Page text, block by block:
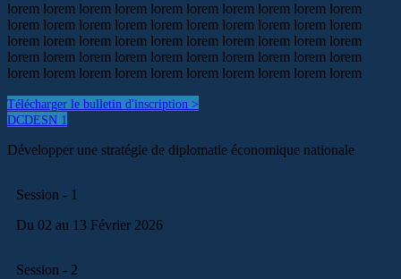
lorem lorem lorem lorem lorem lorem lorem lorem lorem lorem
lorem lorem lorem lorem lorem lorem lorem lorem lorem lorem
lorem lorem lorem lorem lorem lorem lorem lorem lorem lorem
lorem lorem lorem lorem lorem lorem lorem lorem lorem lorem
lorem lorem lorem lorem lorem lorem lorem lorem lorem lorem
Télécharger le bulletin d'inscription >
DCDESN 1
Développer une stratégie de diplomatie économique nationale
Session - 1
Du 02 au 13 Février 2026
Session - 2